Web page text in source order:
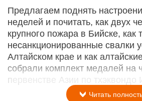
Предлагаем поднять
неделей и почитать, как двух
крупного пожара в Бийске, как
несанкционированные свалки
Алтайском крае и как
собрали комплект медалей на
первенстве Азии по тхэквондо
Читать